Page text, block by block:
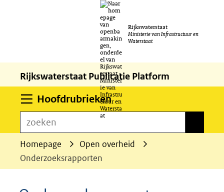
naar
de
inhoud
Rijkswaterstaat
Ministerie van Infrastructuur en
Waterstaat
Rijkswaterstaat Publicatie Platform
HoofdrubriekenUitklappen
zoeken
Homepage
Open overheid
Onderzoeksrapporten